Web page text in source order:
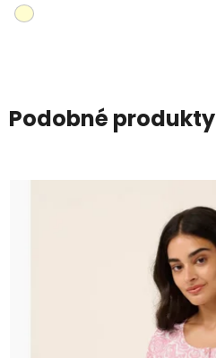
Podobné produkty